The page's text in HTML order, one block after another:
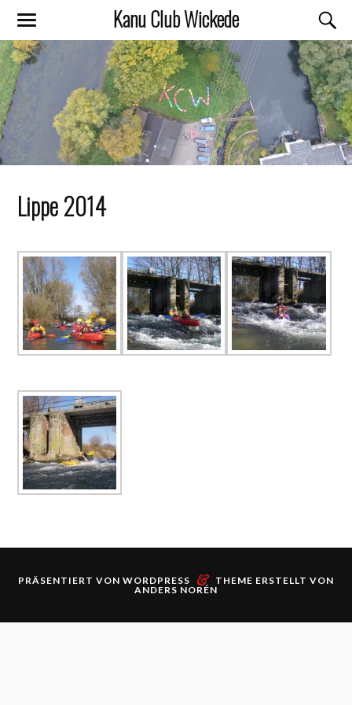
Kanu Club Wickede
Lippe 2014
PRÄSENTIERT VON WORDPRESS & THEME ERSTELLT VON
ANDERS NORÉN